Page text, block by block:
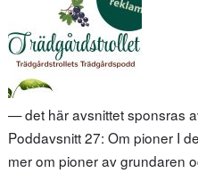
— det här avsnittet sponsras
Poddavsnitt 27: Om pioner I
mer om pioner av grundaren